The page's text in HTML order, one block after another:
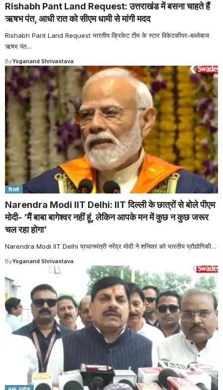
Rishabh Pant Land Request: उत्तराखंड में बसना चाहते हैं
ऋषभ पंत, आधी रात को सीएम धामी से मांगी मदद
Rishabh Pant Land Request भारतीय क्रिकेट टीम के स्टार विकेटकीपर-बल्लेबाज
ऋषभ पंत…
ByYoganand Shrivastava
दिल्ली
Narendra Modi IIT Delhi: IIT दिल्ली के छात्रों से बोले पीएम
मोदी- ‘मैं बाबा बागेश्वर नहीं हूं, लेकिन आपके मन में कुछ न कुछ जरूर
चल रहा होगा’
Narendra Modi IIT Delhi प्रधानमंत्री नरेंद्र मोदी ने शनिवार को भारतीय प्रौद्योगिकी…
ByYoganand Shrivastava